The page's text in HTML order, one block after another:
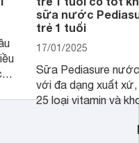
sữa nước
trẻ 1 tuổi
17/01/2025
Sữa Pediasure
với đa dạng xuất
25 loại vitamin và